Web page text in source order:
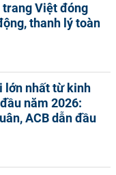
Việt đóng
thanh lý toàn
lớn nhất từ kinh
năm 2026:
ACB dẫn đầu